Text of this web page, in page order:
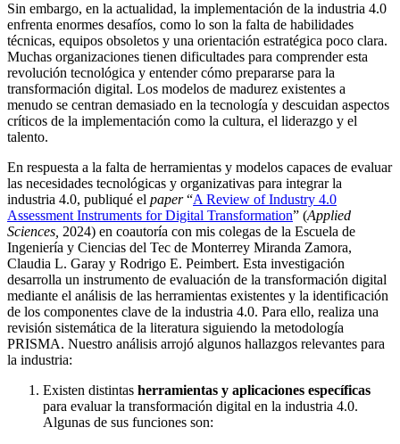
Sin embargo, en la actualidad, la implementación de la industria 4.0
enfrenta enormes desafíos, como lo son la falta de habilidades
técnicas, equipos obsoletos y una orientación estratégica poco clara.
Muchas organizaciones tienen dificultades para comprender esta
revolución tecnológica y entender cómo prepararse para la
transformación digital. Los modelos de madurez existentes a
menudo se centran demasiado en la tecnología y descuidan aspectos
críticos de la implementación como la cultura, el liderazgo y el
talento.
En respuesta a la falta de herramientas y modelos capaces de evaluar
las necesidades tecnológicas y organizativas para integrar la
industria 4.0, publiqué el paper“A Review of Industry 4.0
Assessment Instruments for Digital Transformation” (Applied
Sciences, 2024) en coautoría con mis colegas de la Escuela de
Ingeniería y Ciencias del Tec de Monterrey Miranda Zamora,
Claudia L. Garay y Rodrigo E. Peimbert. Esta investigación
desarrolla un instrumento de evaluación de la transformación digital
mediante el análisis de las herramientas existentes y la identificación
de los componentes clave de la industria 4.0. Para ello, realiza una
revisión sistemática de la literatura siguiendo la metodología
PRISMA. Nuestro análisis arrojó algunos hallazgos relevantes para
la industria:
Existen distintas herramientas y aplicaciones específicas
para evaluar la transformación digital en la industria 4.0.
Algunas de sus funciones son: